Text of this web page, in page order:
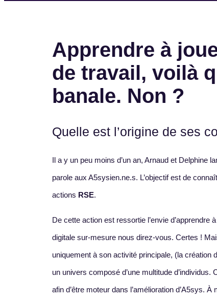
Apprendre à
de travail, voilà
banale. Non ?
Quelle est l’origine de ses
Il a y un peu moins d’un an, Arnaud et Delphine
parole aux A5sysien.ne.s. L’objectif est de
actions RSE.
De cette action est ressortie l’envie
digitale sur-mesure nous direz-vous. Certes !
uniquement à son activité principale, (la création
un univers composé d’une multitude
afin d’être moteur dans l’amélioration d’A5sys. À